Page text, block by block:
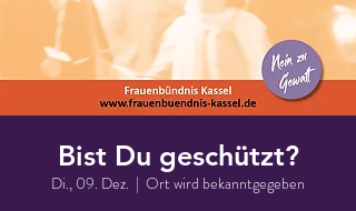
Bist Du geschützt?
Di., 09. Dez.
  |
Ort wird bekanntgegeben